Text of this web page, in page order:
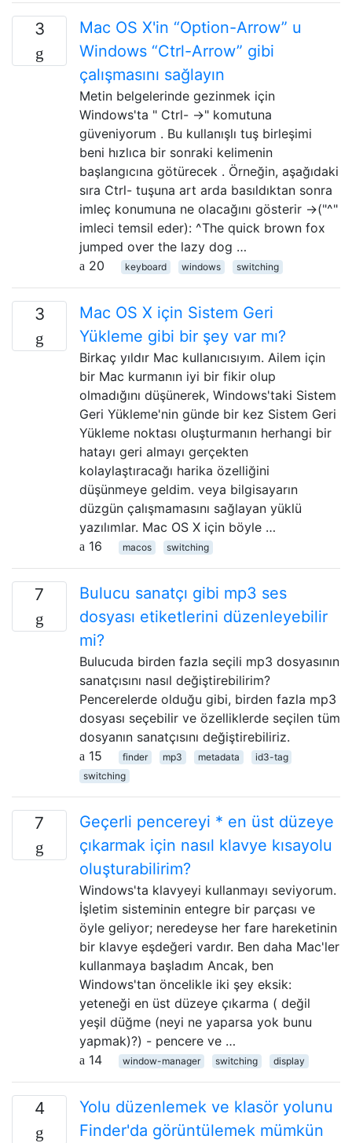
3
Mac OS X'in “Option-Arrow” u
Windows “Ctrl-Arrow” gibi
çalışmasını sağlayın
Metin belgelerinde gezinmek için
Windows'ta " Ctrl- →" komutuna
güveniyorum . Bu kullanışlı tuş birleşimi
beni hızlıca bir sonraki kelimenin
başlangıcına götürecek . Örneğin, aşağıdaki
sıra Ctrl- tuşuna art arda basıldıktan sonra
imleç konumuna ne olacağını gösterir →("^"
imleci temsil eder): ^The quick brown fox
jumped over the lazy dog …
20
keyboard windows switching
3
Mac OS X için Sistem Geri
Yükleme gibi bir şey var mı?
Birkaç yıldır Mac kullanıcısıyım. Ailem için
bir Mac kurmanın iyi bir fikir olup
olmadığını düşünerek, Windows'taki Sistem
Geri Yükleme'nin günde bir kez Sistem Geri
Yükleme noktası oluşturmanın herhangi bir
hatayı geri almayı gerçekten
kolaylaştıracağı harika özelliğini
düşünmeye geldim. veya bilgisayarın
düzgün çalışmamasını sağlayan yüklü
yazılımlar. Mac OS X için böyle …
16
macos switching
7
Bulucu sanatçı gibi mp3 ses
dosyası etiketlerini düzenleyebilir
mi?
Bulucuda birden fazla seçili mp3 dosyasının
sanatçısını nasıl değiştirebilirim?
Pencerelerde olduğu gibi, birden fazla mp3
dosyası seçebilir ve özelliklerde seçilen tüm
dosyanın sanatçısını değiştirebiliriz.
15
finder mp3 metadata
id3-tag
switching
7
Geçerli pencereyi * en üst düzeye
çıkarmak için nasıl klavye kısayolu
oluşturabilirim?
Windows'ta klavyeyi kullanmayı seviyorum.
İşletim sisteminin entegre bir parçası ve
öyle geliyor; neredeyse her fare hareketinin
bir klavye eşdeğeri vardır. Ben daha Mac'ler
kullanmaya başladım Ancak, ben
Windows'tan öncelikle iki şey eksik:
yeteneği en üst düzeye çıkarma ( değil
yeşil düğme (neyi ne yaparsa yok bunu
yapmak)?) - pencere ve …
14
window-manager switching display
4
Yolu düzenlemek ve klasör yolunu
Finder'da görüntülemek mümkün